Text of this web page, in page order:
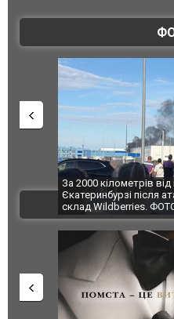
За 2000 кілометрів
Єкатеринбурзі після
склад Wildberries.